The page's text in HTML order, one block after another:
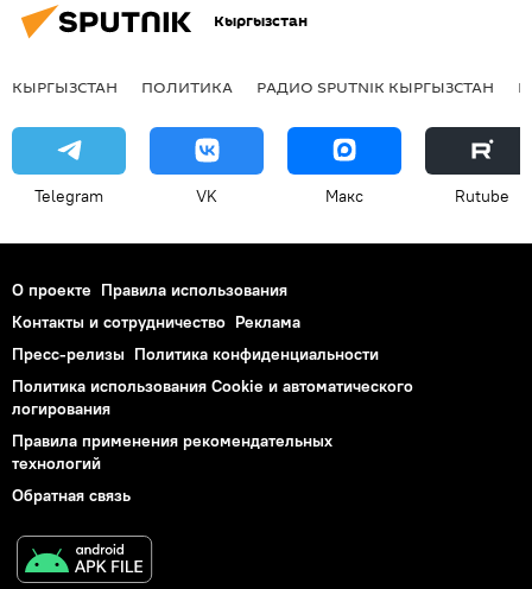
Кыргызстан
КЫРГЫЗСТАН ПОЛИТИКА РАДИО SPUTNIK КЫРГЫЗСТАН
Telegram VK Макс Rutube
О проекте Правила использования
Контакты и сотрудничество Реклама
Пресс-релизы Политика конфиденциальности
Политика использования Cookie и автоматического
логирования
Правила применения рекомендательных
технологий
Обратная связь